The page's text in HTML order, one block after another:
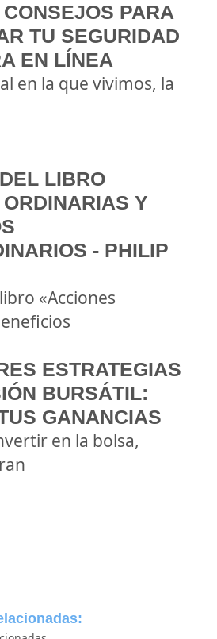
PARA
TU SEGURIDAD
EN LÍNEA
en la que vivimos, la
LIBRO
Y
- PHILIP
«Acciones
ESTRATEGIAS
BURSÁTIL:
GANANCIAS
en la bolsa,